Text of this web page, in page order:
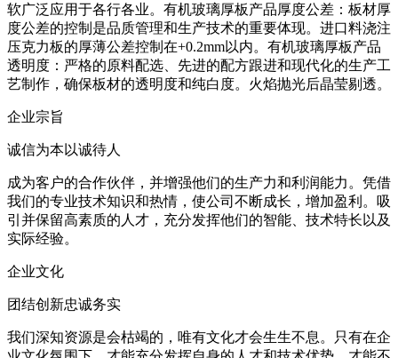
软广泛应用于各行各业。有机玻璃厚板产品厚度公差：板材厚
度公差的控制是品质管理和生产技术的重要体现。进口料浇注
压克力板的厚薄公差控制在+0.2mm以内。有机玻璃厚板产品
透明度：严格的原料配选、先进的配方跟进和现代化的生产工
艺制作，确保板材的透明度和纯白度。火焰抛光后晶莹剔透。
企业宗旨
诚信为本以诚待人
成为客户的合作伙伴，并增强他们的生产力和利润能力。凭借
我们的专业技术知识和热情，使公司不断成长，增加盈利。吸
引并保留高素质的人才，充分发挥他们的智能、技术特长以及
实际经验。
企业文化
团结创新忠诚务实
我们深知资源是会枯竭的，唯有文化才会生生不息。只有在企